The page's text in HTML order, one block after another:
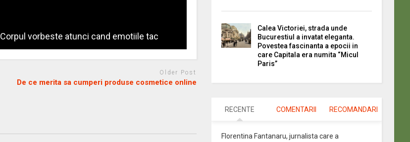
Corpul vorbeste atunci cand emotiile tac
Older Post
De ce merita sa cumperi produse cosmetice online
Calea Victoriei, strada unde
Bucurestiul a invatat eleganta.
Povestea fascinanta a epocii in
care Capitala era numita “Micul
Paris”
RECENTE COMENTARII RECOMANDARI
Florentina Fantanaru, jurnalista care a